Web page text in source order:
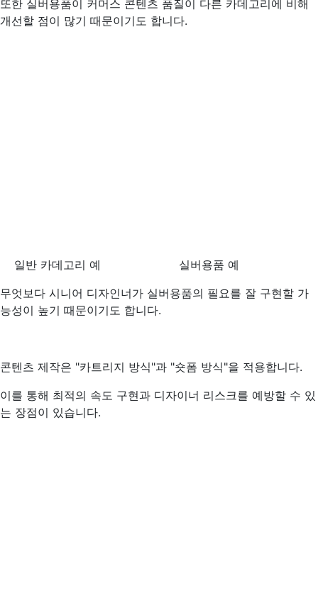
또한 실버용품이 커머스 콘텐츠 품질이 다른 카데고리에 비해
개선할 점이 많기 때문이기도 합니다.
일반 카데고리 예 실버용품 예
무엇보다 시니어 디자인너가 실버용품의 필요를 잘 구현할 가
능성이 높기 때문이기도 합니다.
콘텐츠 제작은 "카트리지 방식"과 "숏폼 방식"을 적용합니다.
이를 통해 최적의 속도 구현과 디자이너 리스크를 예방할 수 있
는 장점이 있습니다.